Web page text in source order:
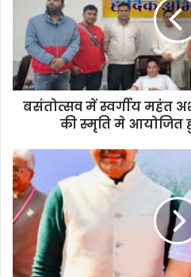
बसंतोत्सव में स्वर्गीय महंत
की स्मृति मे आयोजित